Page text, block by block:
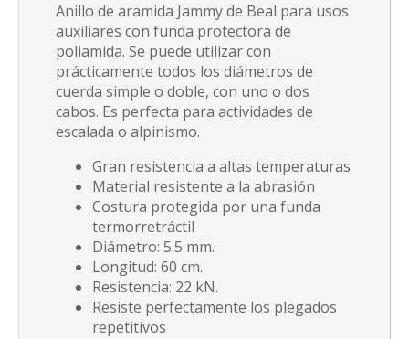
Anillo de aramida Jammy de Beal para usos
auxiliares con funda protectora de
poliamida. Se puede utilizar con
prácticamente todos los diámetros de
cuerda simple o doble, con uno o dos
cabos. Es perfecta para actividades de
escalada o alpinismo.
Gran resistencia a altas temperaturas
Material resistente a la abrasión
Costura protegida por una funda
termorretráctil
Diámetro: 5.5 mm.
Longitud: 60 cm.
Resistencia: 22 kN.
Resiste perfectamente los plegados
repetitivos